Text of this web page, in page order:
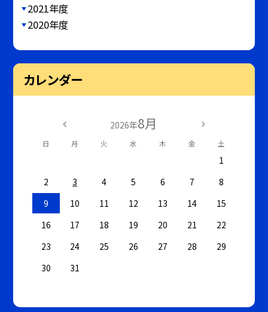
2021年度
2020年度
カレンダー
2026年8月
日 月 火 水 木 金 土
1
2
3 4 5 6 7
8
9
10 11 12 13 14
15
16
17 18 19 20 21
22
23
24 25 26 27 28
29
30
31